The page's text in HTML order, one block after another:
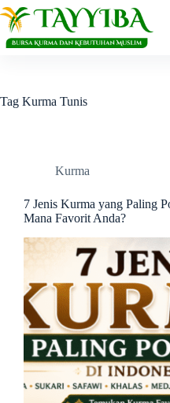
Skip
to
content
Tag Kurma Tunis
Kurma
7 Jenis Kurma yang Paling
Mana Favorit Anda?